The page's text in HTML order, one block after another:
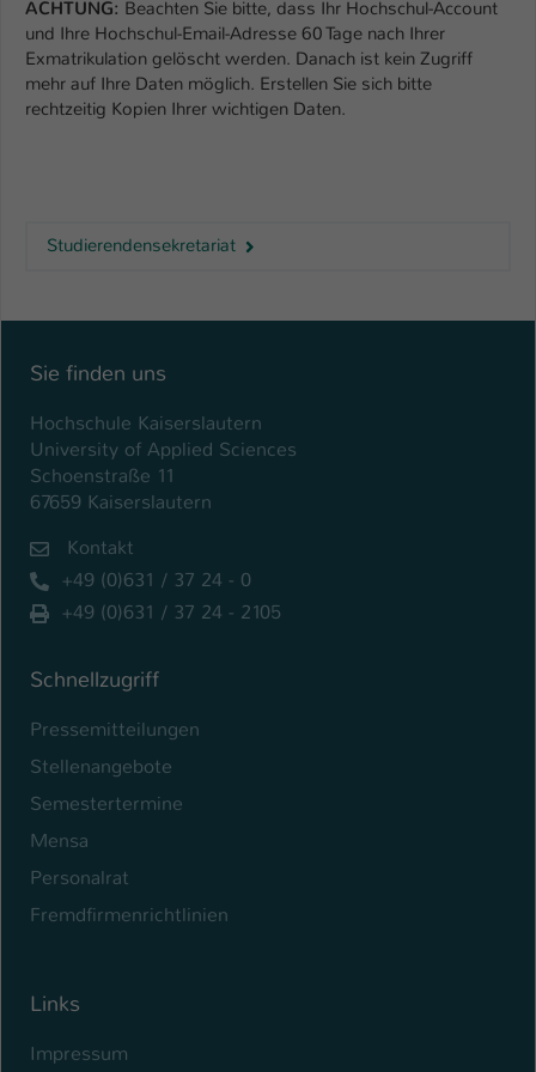
ACHTUNG: Beachten Sie bitte, dass Ihr Hochschul-Account
und Ihre Hochschul-Email-Adresse 60 Tage nach Ihrer
Exmatrikulation gelöscht werden. Danach ist kein Zugriff
mehr auf Ihre Daten möglich. Erstellen Sie sich bitte
rechtzeitig Kopien Ihrer wichtigen Daten.
Studierendensekretariat
Sie finden uns
Hochschule Kaiserslautern
University of Applied Sciences
Schoenstraße 11
67659 Kaiserslautern
Kontakt
+49 (0)631 / 37 24 - 0
+49 (0)631 / 37 24 - 2105
Schnellzugriff
Pressemitteilungen
Stellenangebote
Semestertermine
Mensa
Personalrat
Fremdfirmenrichtlinien
Links
Impressum
Zweck
Einstellungen. Unter anderem eine zufällig
generierte ID, für die historische
Speicherung Ihrer vorgenommen
Einstellungen, falls der Webseiten-
Betreiber dies eingestellt hat.
Anbieter TYPO3
Zweck
kann der eingeloggte Benutzer
wiedererkannt werden und es wird ihm
Zugang zu geschützten Bereichen
gewährt.
Name be_typo_user
Anbieter
Laufzeit
Zweck
Dieser Cookie teilt der Webseite mit, ob
zu verwalten.